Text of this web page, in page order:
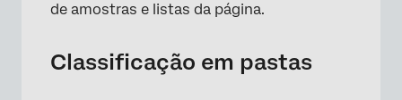
de amostras e listas da página.
Classificação em pastas